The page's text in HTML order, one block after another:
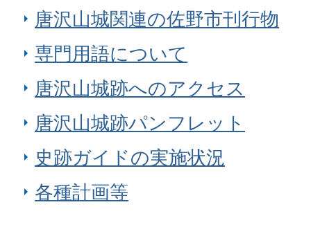
唐沢山城関連の佐野市刊行物
専門用語について
唐沢山城跡へのアクセス
唐沢山城跡パンフレット
史跡ガイドの実施状況
各種計画等